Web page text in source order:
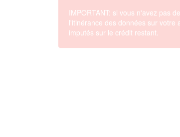
IMPORTANT: si vous n'avez pas
l'itinérance des données sur votre
imputés sur le crédit restant.